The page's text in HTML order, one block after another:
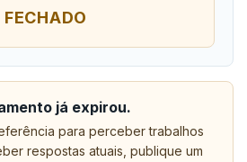
FECHADO
já expirou.
para perceber trabalhos
respostas atuais, publique um